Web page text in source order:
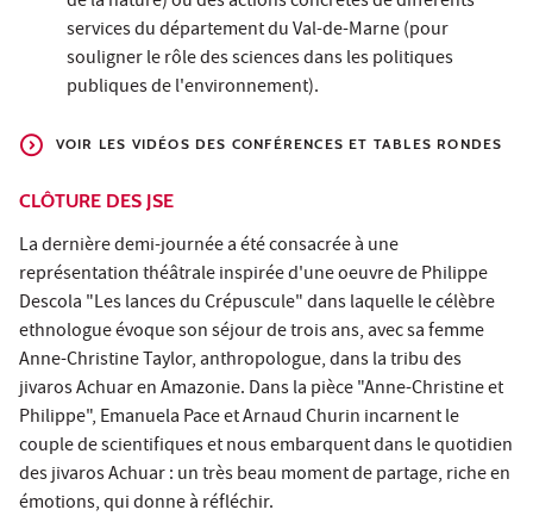
services du département du Val-de-Marne (pour
souligner le rôle des sciences dans les politiques
publiques de l'environnement).
VOIR LES VIDÉOS DES CONFÉRENCES ET TABLES RONDES
CLÔTURE DES JSE
La dernière demi-journée a été consacrée à une
représentation théâtrale inspirée d'une oeuvre de Philippe
Descola "Les lances du Crépuscule" dans laquelle le célèbre
ethnologue évoque son séjour de trois ans, avec sa femme
Anne-Christine Taylor, anthropologue, dans la tribu des
jivaros Achuar en Amazonie. Dans la pièce "Anne-Christine et
Philippe", Emanuela Pace et Arnaud Churin incarnent le
couple de scientifiques et nous embarquent dans le quotidien
des jivaros Achuar : un très beau moment de partage, riche en
émotions, qui donne à réfléchir.